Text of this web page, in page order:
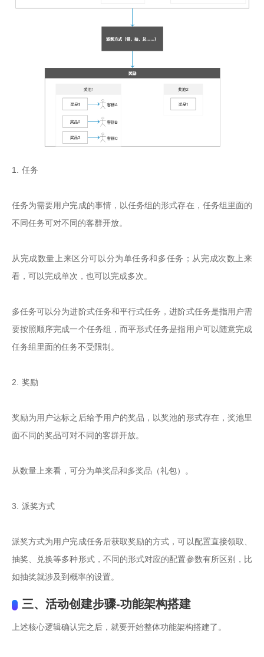
1. 任务
任务为需要用户完成的事情，以任务组的形式存在，任务组里面的
不同任务可对不同的客群开放。
从完成数量上来区分可以分为单任务和多任务；从完成次数上来
看，可以完成单次，也可以完成多次。
多任务可以分为进阶式任务和平行式任务，进阶式任务是指用户需
要按照顺序完成一个任务组，而平形式任务是指用户可以随意完成
任务组里面的任务不受限制。
2. 奖励
奖励为用户达标之后给予用户的奖品，以奖池的形式存在，奖池里
面不同的奖品可对不同的客群开放。
从数量上来看，可分为单奖品和多奖品（礼包）。
3. 派奖方式
派奖方式为用户完成任务后获取奖励的方式，可以配置直接领取、
抽奖、兑换等多种形式，不同的形式对应的配置参数有所区别，比
如抽奖就涉及到概率的设置。
三、活动创建步骤-功能架构搭建
上述核心逻辑确认完之后，就要开始整体功能架构搭建了。